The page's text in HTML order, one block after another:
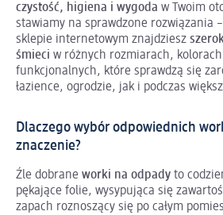
czystość, higiena i wygoda w Twoim
stawiamy na sprawdzone rozwiązania
sklepie internetowym znajdziesz
śmieci w różnych rozmiarach,
funkcjonalnych, które sprawdzą się
łazience, ogrodzie, jak i podczas
Dlaczego wybór odpowiednich
znaczenie?
Źle dobrane worki na odpady to
pękające folie, wysypująca się
zapach roznoszący się po całym